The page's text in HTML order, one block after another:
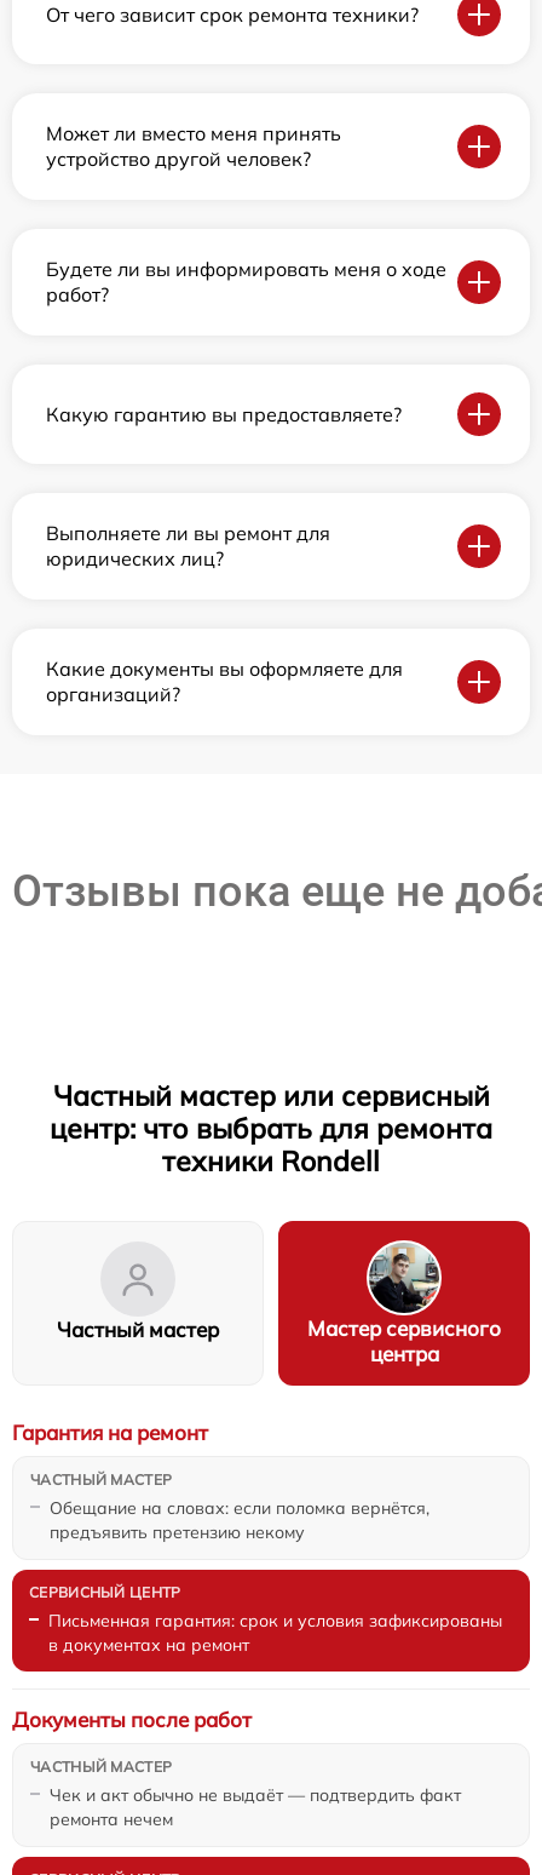
От чего зависит срок ремонта техники?
Может ли вместо меня принять
устройство другой человек?
Будете ли вы информировать меня о ходе
работ?
Какую гарантию вы предоставляете?
Выполняете ли вы ремонт для
юридических лиц?
Какие документы вы оформляете для
организаций?
Отзывы пока еще не
Частный мастер или сервисный
центр: что выбрать для ремонта
техники Rondell
Частный мастер
Мастер сервисного
центра
Обещание на словах: если поломка вернётся,
предъявить претензию некому
Гарантия на ремонт
Письменная гарантия: срок и условия зафиксированы
в документах на ремонт
Чек и акт обычно не выдаёт — подтвердить факт
ремонта нечем
Документы после работ